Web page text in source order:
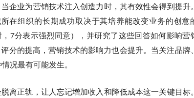
当企业为营销技术注入创造力时，其有效性会得到提升
在组织的长期成功取决于其培养能改变业务的创意
7分表示强烈同意），并研究了这些回答如何影响营
分的提高，营销技术的影响力也会提升。当关注品牌
况最有可能发生。
离正轨，让人忘记增加收入和降低成本这一关键目标